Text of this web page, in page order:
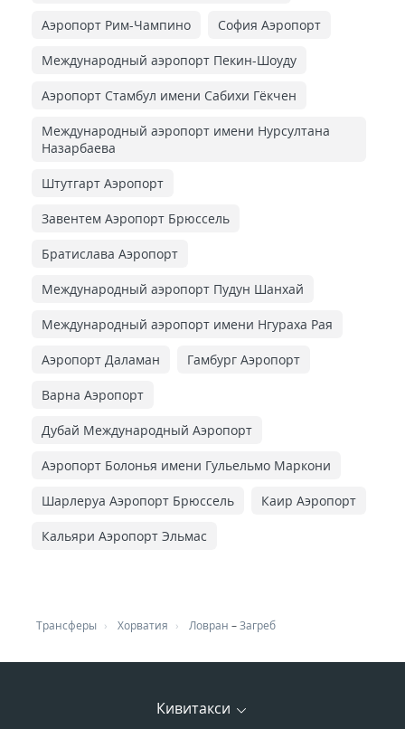
Аэропорт Рим-Чампино София Аэропорт
Международный аэропорт Пекин-Шоуду
Аэропорт Стамбул имени Сабихи Гёкчен
Международный аэропорт имени Нурсултана
Назарбаева
Штутгарт Аэропорт
Завентем Аэропорт Брюссель
Братислава Аэропорт
Международный аэропорт Пудун Шанхай
Международный аэропорт имени Нгураха Рая
Аэропорт Даламан Гамбург Аэропорт
Варна Аэропорт
Дубай Международный Аэропорт
Аэропорт Болонья имени Гульельмо Маркони
Шарлеруа Аэропорт Брюссель Каир Аэропорт
Кальяри Аэропорт Эльмас
Трансферы Хорватия Ловран –Загреб
Кивитакси